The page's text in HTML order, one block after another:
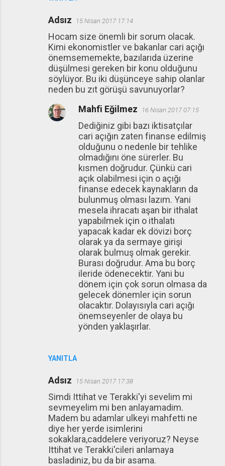
Adsız 15 Nisan 2017 17:14
Hocam size önemli bir sorum olacak.
Kimi ekonomistler ve bakanlar cari açığı
önemsememekte, bazılarıda üzerine
düşülmesi gereken bir konu olduğunu
söylüyor. Bu iki düşünceye sahip olanlar
neden bu zıt görüşü savunuyorlar?
YANITLA
Mahfi Eğilmez 16 Nisan 2017 07:15
Dediğiniz gibi bazı iktisatçılar
cari açığın zaten finanse edilmiş
olduğunu o nedenle bir tehlike
olmadığını öne sürerler. Bu
kısmen doğrudur. Çünkü cari
açık olabilmesi için o açığı
finanse edecek kaynakların da
bulunmuş olması lazım. Yani
mesela ihracatı aşan bir ithalat
yapabilmek için o ithalatı
yapacak kadar ek dövizi borç
olarak ya da sermaye girişi
olarak bulmuş olmak gerekir.
Burası doğrudur. Ama bu borç
ileride ödenecektir. Yani bu
dönem için çok sorun olmasa da
gelecek dönemler için sorun
olacaktır. Dolayısıyla cari açığı
önemseyenler de olaya bu
yönden yaklaşırlar.
Adsız 15 Nisan 2017 17:38
Simdi Ittihat ve Terakki'yi sevelim mi
sevmeyelim mi ben anlayamadim.
Madem bu adamlar ulkeyi mahfetti ne
diye her yerde isimlerini
sokaklara,caddelere veriyoruz? Neyse
Ittihat ve Terakki'cileri anlamaya
basladiniz, bu da bir asama.